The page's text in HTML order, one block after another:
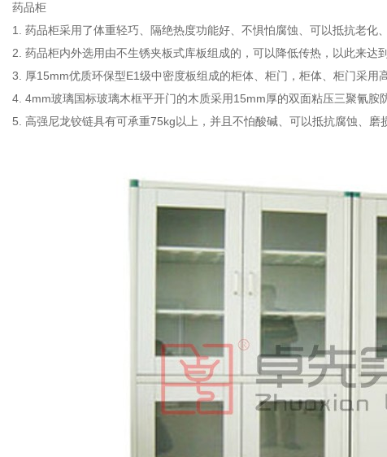
药品柜
1. 药品柜采用了体重轻巧、隔绝热度功能好、不惧怕腐蚀、可以抵抗老化
2. 药品柜内外选用由不生锈夹板式库板组成的，可以降低传热，以此来
3. 厚15mm优质环保型E1级中密度板组成的柜体、柜门，柜体、柜门采
4. 4mm玻璃国标玻璃木框平开门的木质采用15mm厚的双面粘压三聚氰胺
5. 高强尼龙铰链具有可承重75kg以上，并且不怕酸碱、可以抵抗腐蚀、磨